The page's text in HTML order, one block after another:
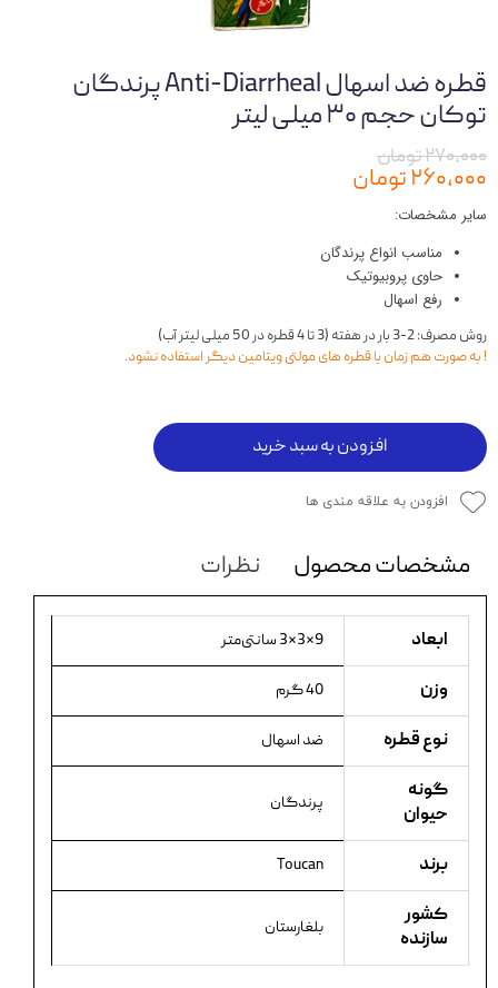
قطره ضد اسهال Anti-Diarrheal پرندگان
توکان حجم ۳۰ میلی لیتر
۲۷۰,۰۰۰ تومان
۲۶۰,۰۰۰ تومان
سایر مشخصات:
مناسب انواع پرندگان
حاوی پروبیوتیک
رفع اسهال
روش مصرف: 2-3 بار در هفته (3 تا 4 قطره در 50 میلی لیتر آب)
! به صورت هم زمان با قطره های مولتی ویتامین دیگر استفاده نشود.
افزودن به سبد خرید
افزودن به علاقه مندی ها
مشخصات محصول نظرات
ابعاد 9×3×3 سانتی‌متر
وزن 40 گرم
نوع قطره ضد اسهال
گونه
حیوان
پرندگان
برند Toucan
کشور
سازنده
بلغارستان